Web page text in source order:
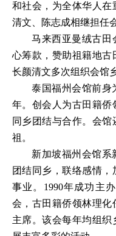
和社会，为全体华人
清文、陈志成相继担任
马来西亚曼绒古田
心筹款，赞助祖籍地古
长颜清文多次组织会馆
泰国福州会馆前身
年。创会人为古田籍侨
同乡团结与合作。会
祖。
新加坡福州会馆系
团结同乡，联络感情
事业。 1990年成功主
会，古田籍侨领林理化
主席。该会每年均组